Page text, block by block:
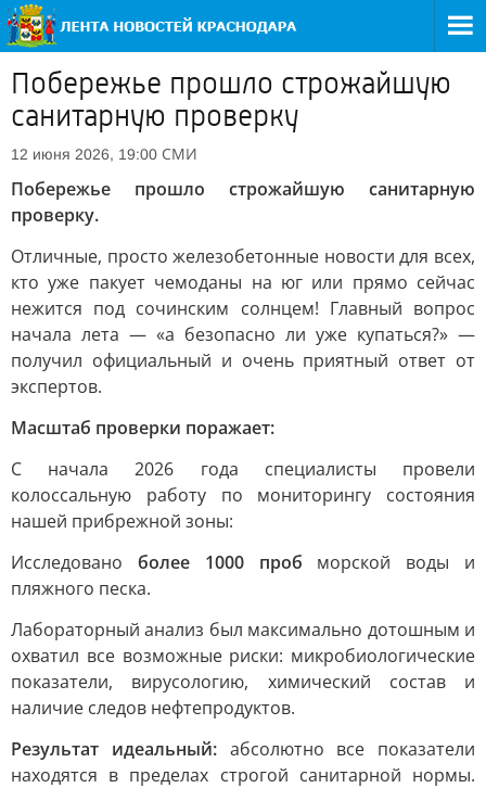
Побережье прошло строжайшую
санитарную проверку
12 июня 2026, 19:00 СМИ
Побережье прошло строжайшую санитарную
проверку.
Отличные, просто железобетонные новости для всех,
кто уже пакует чемоданы на юг или прямо сейчас
нежится под сочинским солнцем! Главный вопрос
начала лета — «а безопасно ли уже купаться?» —
получил официальный и очень приятный ответ от
экспертов.
Масштаб проверки поражает:
С начала 2026 года специалисты провели
колоссальную работу по мониторингу состояния
нашей прибрежной зоны:
Исследовано более 1000 проб морской воды и
пляжного песка.
Лабораторный анализ был максимально дотошным и
охватил все возможные риски: микробиологические
показатели, вирусологию, химический состав и
наличие следов нефтепродуктов.
Результат идеальный:абсолютно все показатели
находятся в пределах строгой санитарной нормы.